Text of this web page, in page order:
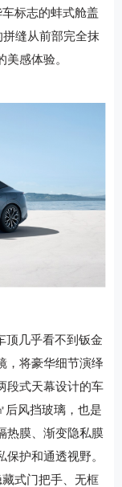
标志的蚌式舱盖
缝从前部完全抹
感体验。
顶几乎看不到钣金
，将豪华细节演绎
段式天幕设计的车
后风挡玻璃，也是
热膜、渐变隐私膜
护和通透视野。
式门把手、无框